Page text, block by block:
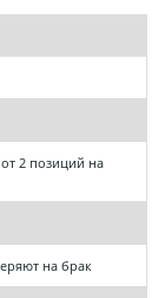
от 2 позиций на
на брак